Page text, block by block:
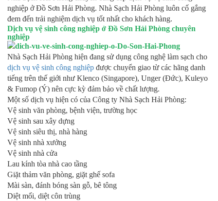
nghiệp ở Đồ Sơn Hải Phòng. Nhà Sạch Hải Phòng luôn cố gắng
đem đến trải nghiệm dịch vụ tốt nhất cho khách hàng.
Dịch vụ vệ sinh công nghiệp ở Đồ Sơn Hải Phòng chuyên
nghiệp
Nhà Sạch Hải Phòng hiện đang sử dụng công nghệ làm sạch cho
dịch vụ vệ sinh công nghiệp được chuyển giao từ các hãng danh
tiếng trên thế giới như Klenco (Singapore), Unger (Đức), Kuleyo
& Fumop (Ý) nên cực kỳ đảm bảo về chất lượng.
Một số dịch vụ hiện có của Công ty Nhà Sạch Hải Phòng:
Vệ sinh văn phòng, bệnh viện, trường học
Vệ sinh sau xây dựng
Vệ sinh siêu thị, nhà hàng
Vệ sinh nhà xưởng
Vệ sinh nhà cửa
Lau kính tòa nhà cao tầng
Giặt thảm văn phòng, giặt ghế sofa
Mài sàn, đánh bóng sàn gỗ, bê tông
Diệt mối, diệt côn trùng